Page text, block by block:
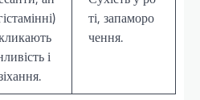
і
ті, запаморо
чення.